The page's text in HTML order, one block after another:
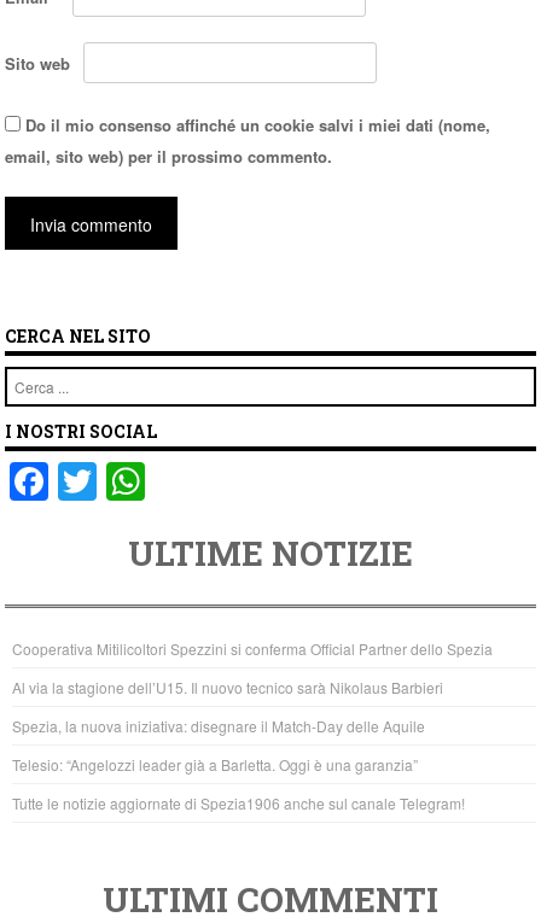
Sito web
Do il mio consenso affinché un cookie salvi i miei dati (nome,
email, sito web) per il prossimo commento.
CERCA NEL SITO
Cerca
I NOSTRI SOCIAL
F
e
b
o
o
k
T
er
at
s
A
p
p
ULTIME NOTIZIE
Cooperativa Mitilicoltori Spezzini si conferma Official Partner dello Spezia
Al via la stagione dell’U15. Il nuovo tecnico sarà Nikolaus Barbieri
Spezia, la nuova iniziativa: disegnare il Match-Day delle Aquile
Telesio: “Angelozzi leader già a Barletta. Oggi è una garanzia”
Tutte le notizie aggiornate di Spezia1906 anche sul canale Telegram!
ULTIMI COMMENTI